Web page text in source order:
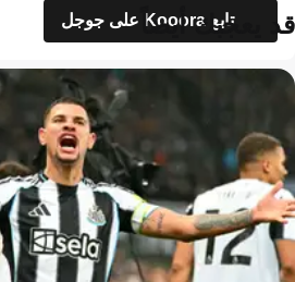
تابع Kooora على جوجل
قد يعجبك أيضاً